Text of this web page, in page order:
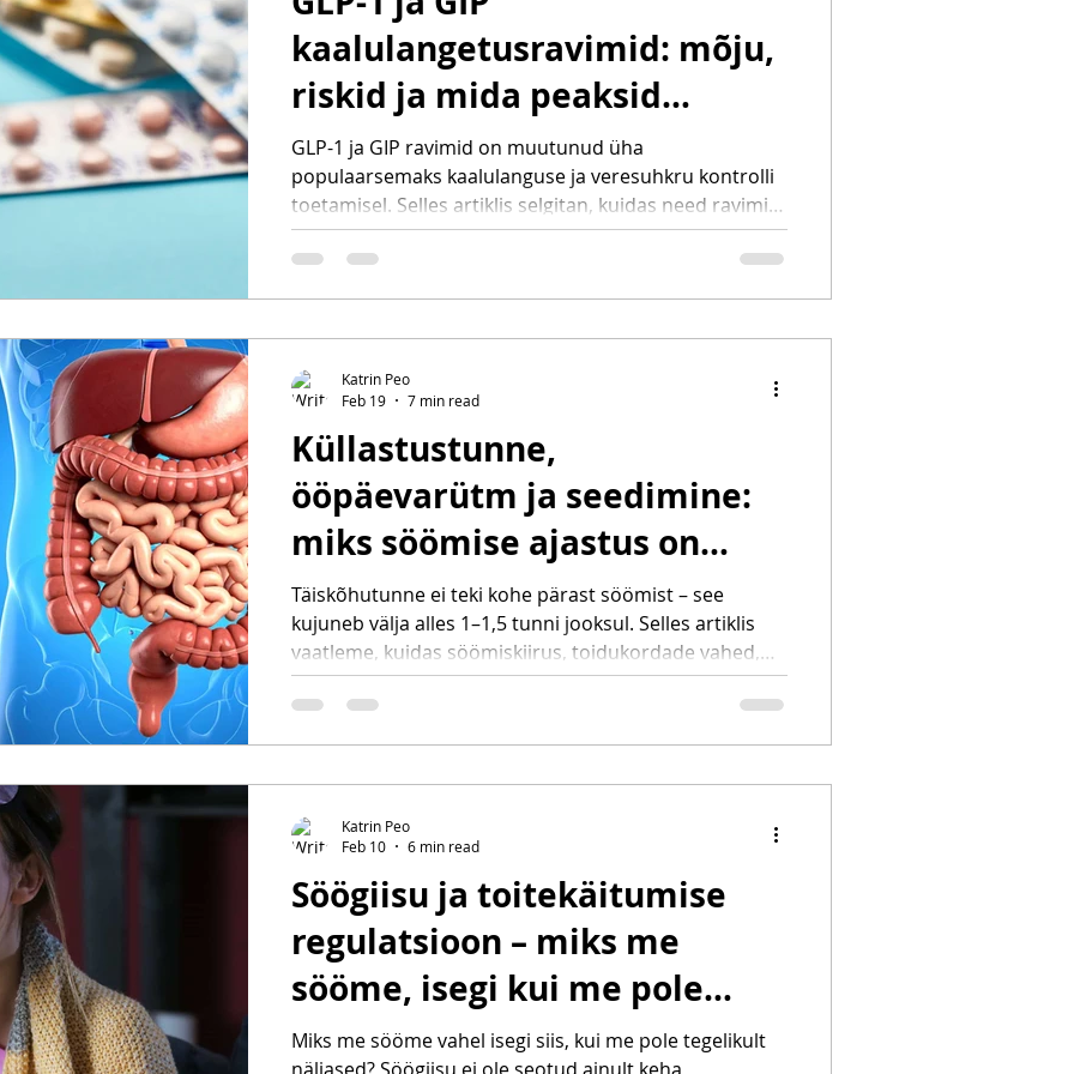
kaalulangetusravimid: mõju,
riskid ja mida peaksid
teadma
GLP-1 ja GIP ravimid on muutunud üha
populaarsemaks kaalulanguse ja veresuhkru kontrolli
toetamisel. Selles artiklis selgitan, kuidas need ravimid
toimivad, kellele neid määratakse ning milline roll on
toitumisel, valgul ja elustiilil pikaajalise tervise
Küllastustunne,
ööpäevarütm ja seedimine:
miks söömise ajastus on
sama oluline kui see, mida sa
sööd
Täiskõhutunne ei teki kohe pärast söömist – see
kujuneb välja alles 1–1,5 tunni jooksul. Selles artiklis
vaatleme, kuidas söömiskiirus, toidukordade vahed,
seedetrakti rütmid ja tsirkadiaanrütm mõjutavad
seedimist, veresuhkrut, energiataset ning kehakaalu.
Lisaks saad praktilised soovitused, kuidas toetada oma
Katrin Peo
Feb 19
7 min read
Söögiisu ja toitekäitumise
regulatsioon – miks me
sööme, isegi kui me pole
näljased?
Miks me sööme vahel isegi siis, kui me pole tegelikult
Katrin Peo
Feb 10
6 min read